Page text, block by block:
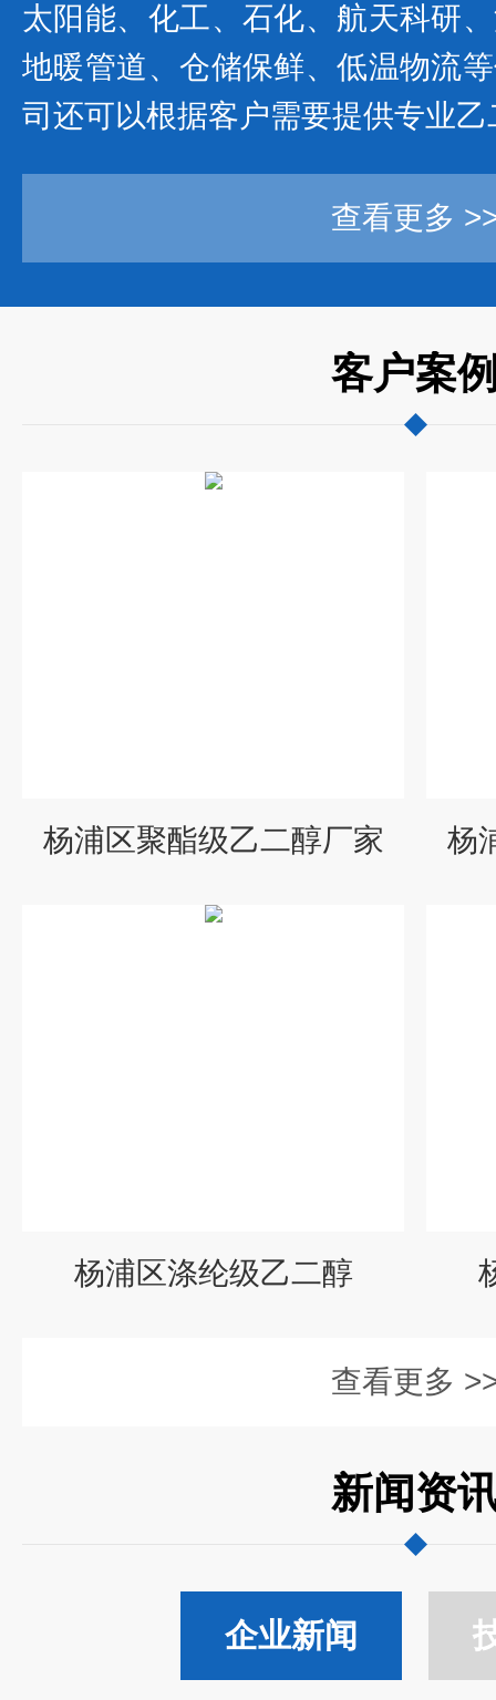
太阳能、化工、石化、航天科研
地暖管道、仓储保鲜、低温物流
司还可以根据客户需要提供专业
查看更多
客户案
杨浦区聚酯级乙二醇厂家 杨
杨浦区涤纶级乙二醇
查看更多
新闻资
企业新闻